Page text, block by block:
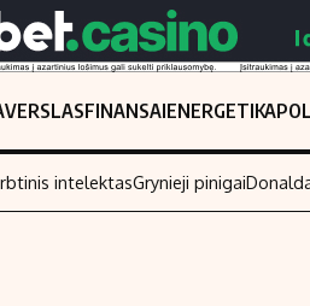
VERSLASFINANSAIENERGETIKA
intelektasGrynieji pinigai